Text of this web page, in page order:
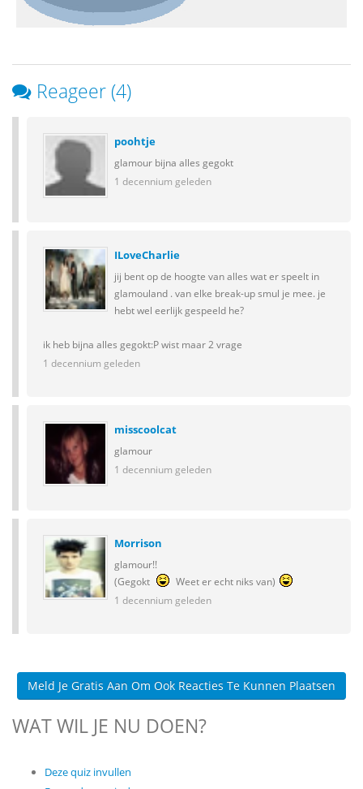
Reageer (4)
poohtje
glamour bijna alles gegokt
1 decennium geleden
ILoveCharlie
jij bent op de hoogte van alles wat er speelt in
glamouland . van elke break-up smul je mee. je
hebt wel eerlijk gespeeld he?
ik heb bijna alles gegokt:P wist maar 2 vrage
1 decennium geleden
misscoolcat
glamour
1 decennium geleden
Morrison
glamour!!
(Gegokt
Weet er echt niks van)
1 decennium geleden
Meld Je Gratis Aan Om Ook Reacties Te Kunnen Plaatsen
WAT WIL JE NU DOEN?
Deze quiz invullen